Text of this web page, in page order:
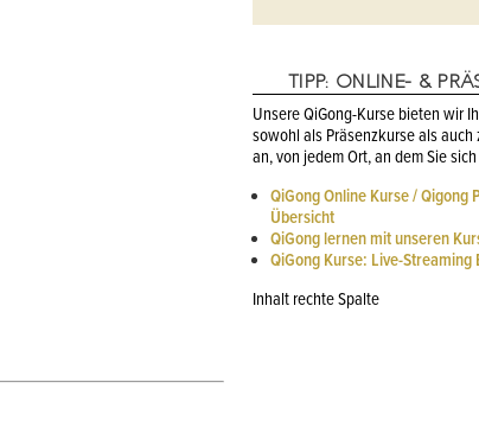
TIPP: ONLINE- &
Unsere QiGong-Kurse bieten wir
sowohl als Präsenzkurse als auch
an, von jedem Ort, an dem Sie
QiGong Online Kurse / Qigong
Übersicht
QiGong lernen mit unseren
QiGong Kurse: Live-Streaming
Inhalt rechte Spalte